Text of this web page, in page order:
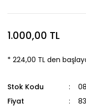
1.000,00 TL
* 224,00 TL den
Stok Kodu
Fiyat